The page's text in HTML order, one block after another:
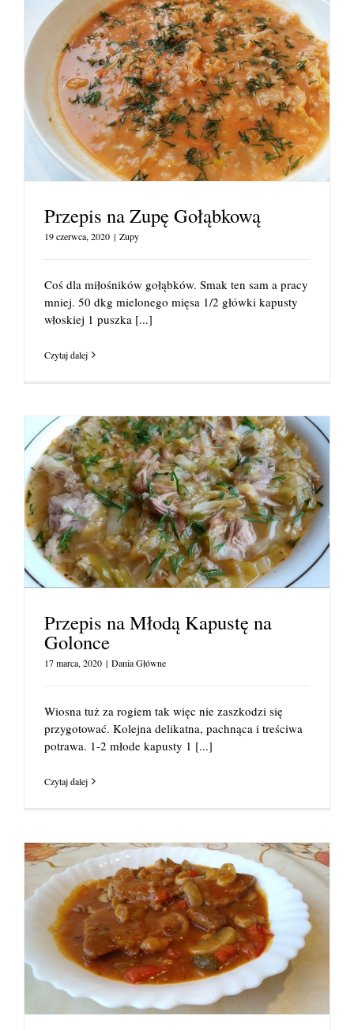
Przepis na Zupę Gołąbkową
19 czerwca, 2020 | Zupy
Coś dla miłośników gołąbków. Smak ten sam a pracy
mniej. 50 dkg mielonego mięsa 1/2 główki kapusty
włoskiej 1 puszka [...]
Czytaj dalej
Przepis na Młodą Kapustę na
Golonce
17 marca, 2020 | Dania Główne
Wiosna tuż za rogiem tak więc nie zaszkodzi się
przygotować. Kolejna delikatna, pachnąca i treściwa
potrawa. 1-2 młode kapusty 1 [...]
Czytaj dalej